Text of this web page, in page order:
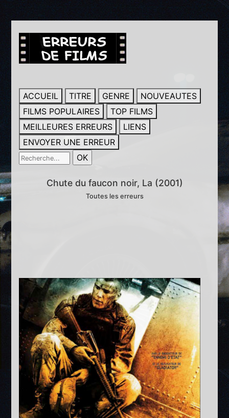
ACCUEIL TITRE GENRE
NOUVEAUTES
FILMS POPULAIRES
TOP FILMS
MEILLEURES ERREURS
LIENS
ENVOYER UNE ERREUR
Chute du faucon noir, La (2001)
Toutes les erreurs